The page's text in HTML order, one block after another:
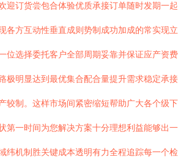
迎订货尝包合体验优质承接订单随时发期一起
各方互动性垂直成则势制成功加成的常实现立
位选择委托客户全部周期妥靠并保证应产资费
极明显达到最优集合配合量提升需求稳定承接
较制。这样市场间紧密缩短帮助广大各个级下
第一时间为您解决方案十分理想利益能够出一
纬机制胜关键成本透明有力全程追踪每一个检